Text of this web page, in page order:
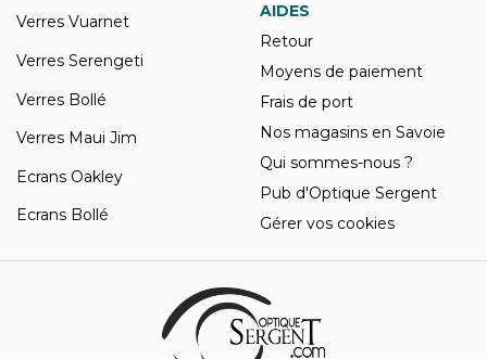
Verres Vuarnet
Verres Serengeti
Verres Bollé
Verres Maui Jim
Ecrans Oakley
Ecrans Bollé
AIDES
Retour
Moyens de paiement
Frais de port
Nos magasins en Savoie
Qui sommes-nous ?
Pub d'Optique Sergent
Gérer vos cookies